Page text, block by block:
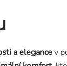
a elegancev